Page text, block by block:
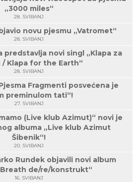
„3000 miles“
28. SVIBANJ
novu pjesmu „Vatromet“
28. SVIBANJ
predstavlja novi singl „Klapa za
/ Klapa for the Earth“
28. SVIBANJ
Fragmenti posvećena je
preminulom tati“!
27. SVIBANJ
(Live klub Azimut)“ novi je
albuma „Live klub Azimut
Šibenik“!
20. SVIBANJ
Rundek objavili novi album
de/re/konstrukt“
16. SVIBANJ